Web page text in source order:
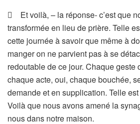
 Et voilà, – la réponse- c’est que
transformée en lieu de prière. Telle
cette journée à savoir que même à
manger on ne parvient pas à se
redoutable de ce jour. Chaque geste
chaque acte, oui, chaque bouchée,
demande et en supplication. Telle
Voilà que nous avons amené la
nous dans notre maison.